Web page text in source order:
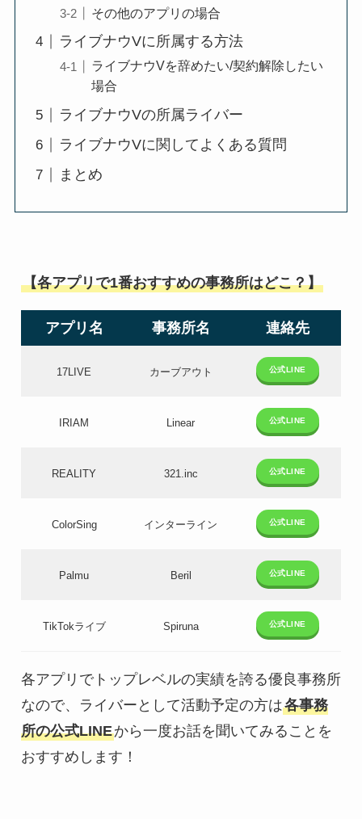
その他のアプリの場合
ライブナウVに所属する方法
ライブナウVを辞めたい/契約解除したい
場合
ライブナウVの所属ライバー
ライブナウVに関してよくある質問
まとめ
【各アプリで1番おすすめの事務所はどこ？】
アプリ名 事務所名 連絡先
17LIVE カーブアウト 公式LINE
IRIAM Linear 公式LINE
REALITY 321.inc 公式LINE
ColorSing インターライン 公式LINE
Palmu Beril 公式LINE
TikTokライブ Spiruna 公式LINE
各アプリでトップレベルの実績を誇る優良事務所
なので、ライバーとして活動予定の方は各事務
所の公式LINEから一度お話を聞いてみることを
おすすめします！